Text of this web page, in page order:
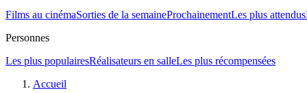
Films au cinémaSorties de la semaineProchainementLes plus attendus
Personnes
Les plus populairesRéalisateurs en salleLes plus récompensées
Accueil